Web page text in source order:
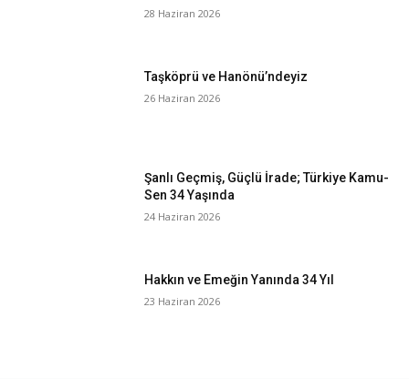
28 Haziran 2026
Taşköprü ve Hanönü’ndeyiz
26 Haziran 2026
Şanlı Geçmiş, Güçlü İrade; Türkiye Kamu-
Sen 34 Yaşında
24 Haziran 2026
Hakkın ve Emeğin Yanında 34 Yıl
23 Haziran 2026